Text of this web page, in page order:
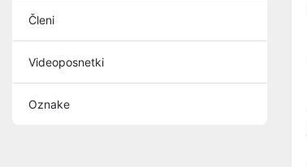
Členi
Videoposnetki
Oznake